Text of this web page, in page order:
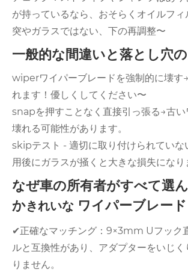
が持っているなら、おそらくオイルフ
突やガラスではない、下の再調整〜
一般的な間違いと落とし穴
wiperワイパーブレードを強制的に壊す
れます！優しくしてください〜
snapを押すことなく直接引っ張る→古い
壊れる可能性があります。
skipテスト - 適切に取り付けられていな
用後にガラスが掻くと大きな損失になり
なぜ車の所有者がすべて選
かきれいな ワイパーブレード
✔正確なマッチング：9×3mm Uフック
ルと互換性があり、アダプターをいじ
りません。